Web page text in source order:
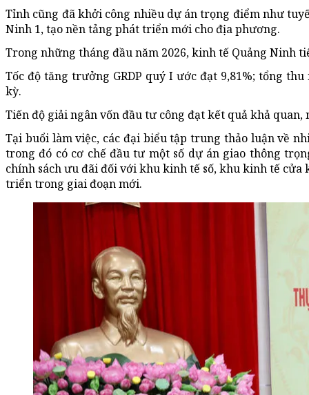
Tỉnh cũng đã khởi công nhiều dự án trọng điểm như
Ninh 1, tạo nền tảng phát triển mới cho địa phương.
Trong những tháng đầu năm 2026, kinh tế Quảng Ninh
Tốc độ tăng trưởng GRDP quý I ước đạt 9,81%; tổng
kỳ.
Tiến độ giải ngân vốn đầu tư công đạt kết quả khả
Tại buổi làm việc, các đại biểu tập trung thảo luận về
trong đó có cơ chế đầu tư một số dự án giao thông
chính sách ưu đãi đối với khu kinh tế số, khu kinh tế cửa
triển trong giai đoạn mới.